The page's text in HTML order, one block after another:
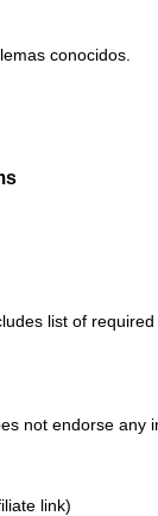
conocidos.
list of
not endorse any
link)